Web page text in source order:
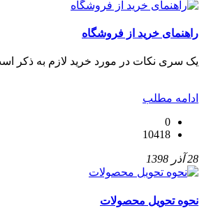
راهنمای خرید از فروشگاه
یک سری نکات در مورد خرید لازم به ذکر
ادامه مطلب
0
10418
28 آذر 1398
نحوه تحویل محصولات